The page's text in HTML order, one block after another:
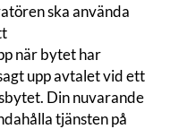
ska använda
när bytet har
upp avtalet vid ett
Din nuvarande
tjänsten på